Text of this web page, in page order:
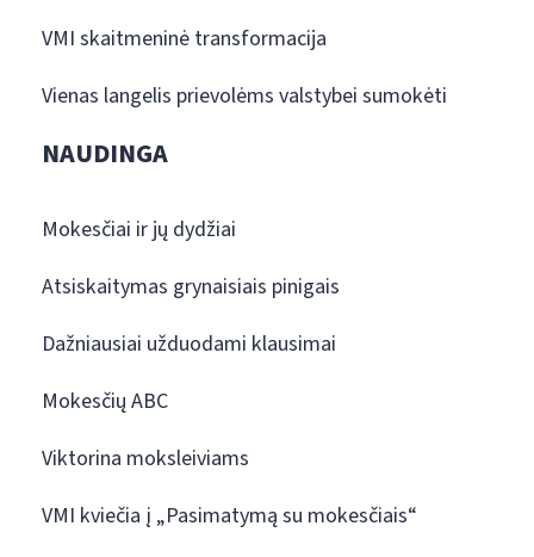
VMI skaitmeninė transformacija
Vienas langelis prievolėms valstybei sumokėti
NAUDINGA
Mokesčiai ir jų dydžiai
Atsiskaitymas grynaisiais pinigais
Dažniausiai užduodami klausimai
Mokesčių ABC
Viktorina moksleiviams
VMI kviečia į „Pasimatymą su mokesčiais“